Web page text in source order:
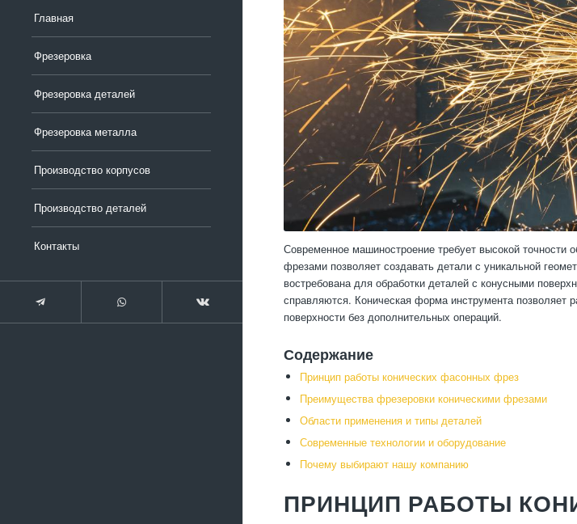
Главная
Фрезеровка
Фрезеровка деталей
Фрезеровка металла
Производство корпусов
Производство деталей
Контакты
Современное машиностроение требует высокой
фрезами позволяет создавать детали с уникальной
востребована для обработки деталей с конусными
справляются. Коническая форма инструмента позволяет
поверхности без дополнительных операций.
Содержание
Принцип работы конических фасонных фрез
Преимущества фрезеровки коническими фрезами
Области применения и типы деталей
Современные технологии и оборудование
Почему выбирают нашу компанию
ПРИНЦИП РАБОТЫ